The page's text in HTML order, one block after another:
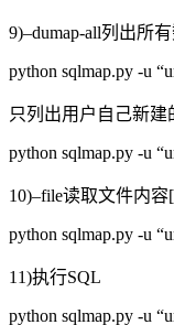
9)–dumap-all列出所
python sqlmap.py -u
只列出用户自己新
python sqlmap.py -u
10)–file读取文件内容
python sqlmap.py -u
11)执行SQL
python sqlmap.py -u